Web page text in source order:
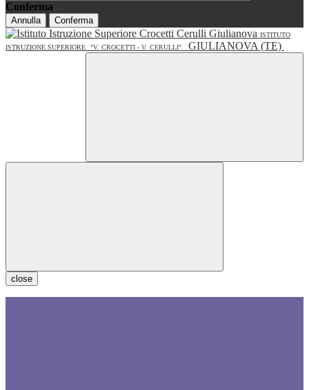
Conferma
Annulla Conferma
ISTITUTO
ISTRUZIONE SUPERIORE
"V. CROCETTI - V. CERULLI" GIULIANOVA (TE)
close